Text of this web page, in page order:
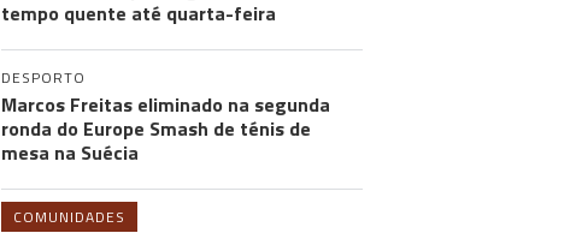
tempo quente até quarta-feira
DESPORTO
Marcos Freitas eliminado na segunda
ronda do Europe Smash de ténis de
mesa na Suécia
COMUNIDADES